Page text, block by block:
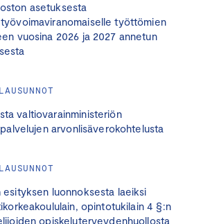
asetuksesta
työttömien
vuosina 2026 ja 2027 annetun
valtiovarainministeriön
arvonlisäverokohtelusta
esityksen luonnoksesta laeiksi
opintotukilain 4 §:n
opiskeluterveydenhuollosta